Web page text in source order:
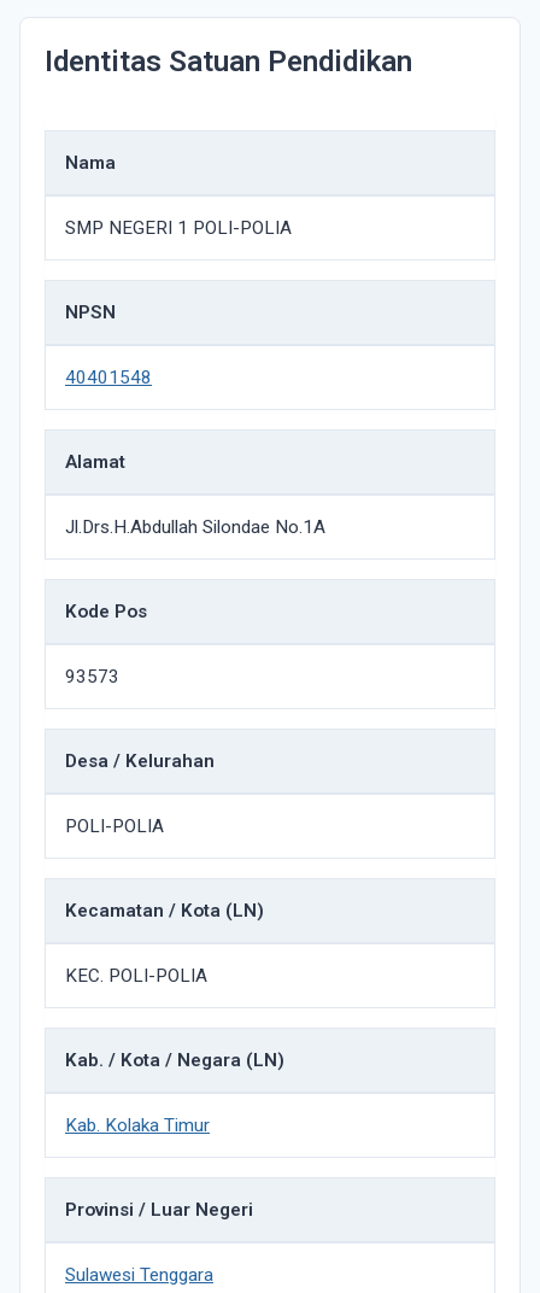
Identitas Satuan Pendidikan
Nama
SMP NEGERI 1 POLI-POLIA
NPSN
40401548
Alamat
Jl.Drs.H.Abdullah Silondae No.1A
Kode Pos
93573
Desa / Kelurahan
POLI-POLIA
Kecamatan / Kota (LN)
KEC. POLI-POLIA
Kab. / Kota / Negara (LN)
Kab. Kolaka Timur
Provinsi / Luar Negeri
Sulawesi Tenggara